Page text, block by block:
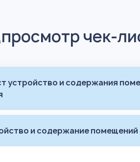
чек-
устройство и содержания
и содержание помещений